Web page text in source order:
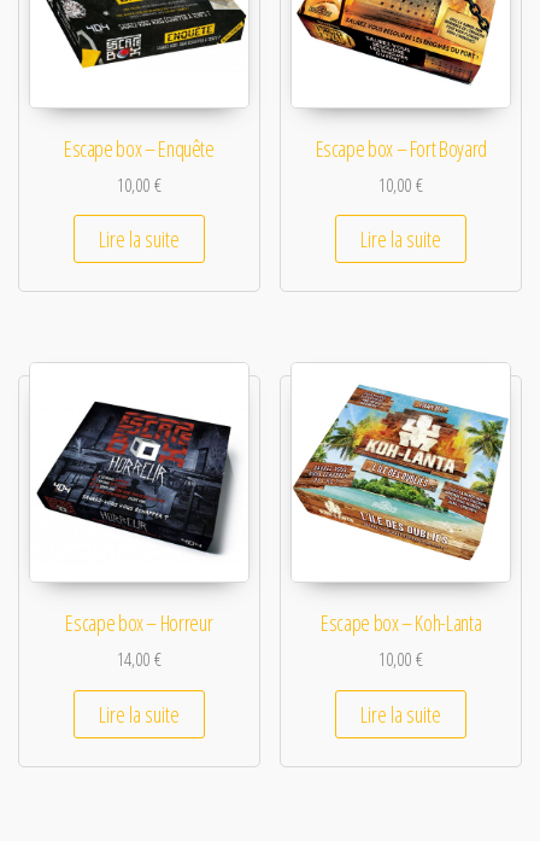
Escape box – Enquête
10,00€
Lire la suite
Escape box – Fort Boyard
10,00€
Lire la suite
Escape box – Horreur
14,00€
Lire la suite
Escape box – Koh-Lanta
10,00€
Lire la suite